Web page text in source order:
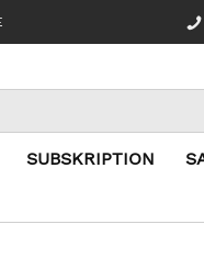
SUBSKRIPTION